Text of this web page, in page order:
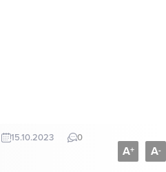
15.10.2023 0
A+ A-